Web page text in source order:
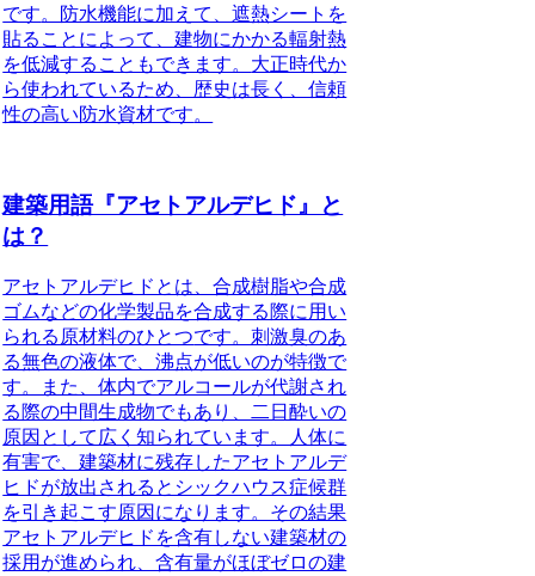
です。防水機能に加えて、遮熱シートを
貼ることによって、建物にかかる輻射熱
を低減することもできます。 大正時代か
ら使われているため、歴史は長く、信頼
性の高い防水資材です。
建築用語『アセトアルデヒド』と
は？
アセトアルデヒドとは、合成樹脂や合成
ゴムなどの化学製品を合成する際に用い
られる原材料のひとつです。刺激臭のあ
る無色の液体で、沸点が低いのが特徴で
す。また、体内でアルコールが代謝され
る際の中間生成物でもあり、二日酔いの
原因として広く知られています。人体に
有害で、建築材に残存したアセトアルデ
ヒドが放出されるとシックハウス症候群
を引き起こす原因になります。その結果
アセトアルデヒドを含有しない建築材の
採用が進められ、含有量がほぼゼロの建